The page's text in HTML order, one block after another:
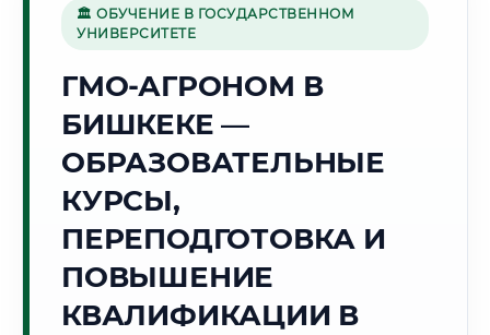
🏔️
Г. БИШКЕК
00:46:23
2026 г.
Погода в г. Бишкек:⛅ +23°C Переменная облачность
🌅 Восход:06:00 🌇 Закат:
🏛 ОБУЧЕНИЕ В ГОСУДАРСТВЕННОМ
УНИВЕРСИТЕТЕ
ГМО-АГРОНОМ В
БИШКЕКЕ —
ОБРАЗОВАТЕЛЬНЫЕ
КУРСЫ,
ПЕРЕПОДГОТОВКА И
ПОВЫШЕНИЕ
КВАЛИФИКАЦИИ В